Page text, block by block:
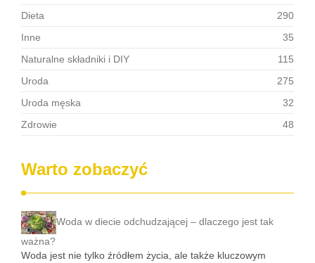
Dieta
290
Inne
35
Naturalne składniki i DIY
115
Uroda
275
Uroda męska
32
Zdrowie
48
Warto zobaczyć
Woda w diecie odchudzającej – dlaczego jest tak
ważna?
Woda jest nie tylko źródłem życia, ale także kluczowym